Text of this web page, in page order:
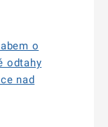
o
odtahy
nad